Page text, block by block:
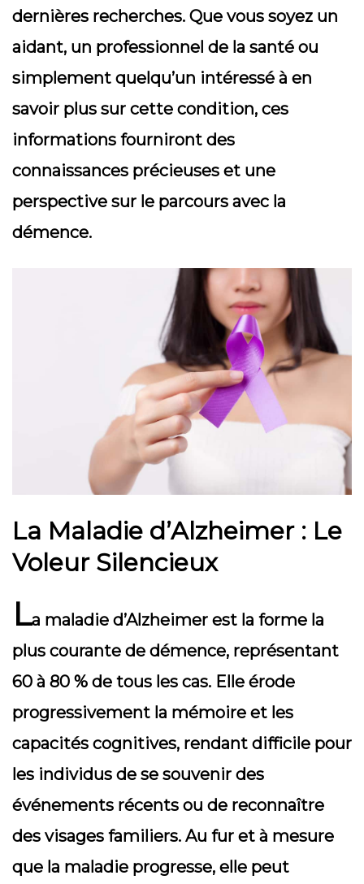
dernières recherches. Que vous soyez un
aidant, un professionnel de la santé ou
simplement quelqu’un intéressé à en
savoir plus sur cette condition, ces
informations fourniront des
connaissances précieuses et une
perspective sur le parcours avec la
démence.
La Maladie d’Alzheimer : Le
Voleur Silencieux
La maladie d’Alzheimer est la forme la
plus courante de démence, représentant
60 à 80 % de tous les cas. Elle érode
progressivement la mémoire et les
capacités cognitives, rendant difficile pour
les individus de se souvenir des
événements récents ou de reconnaître
des visages familiers. Au fur et à mesure
que la maladie progresse, elle peut